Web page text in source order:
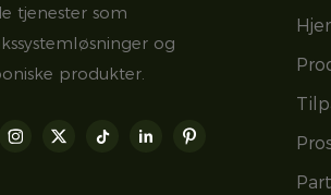
tjenester som
og
produkter.